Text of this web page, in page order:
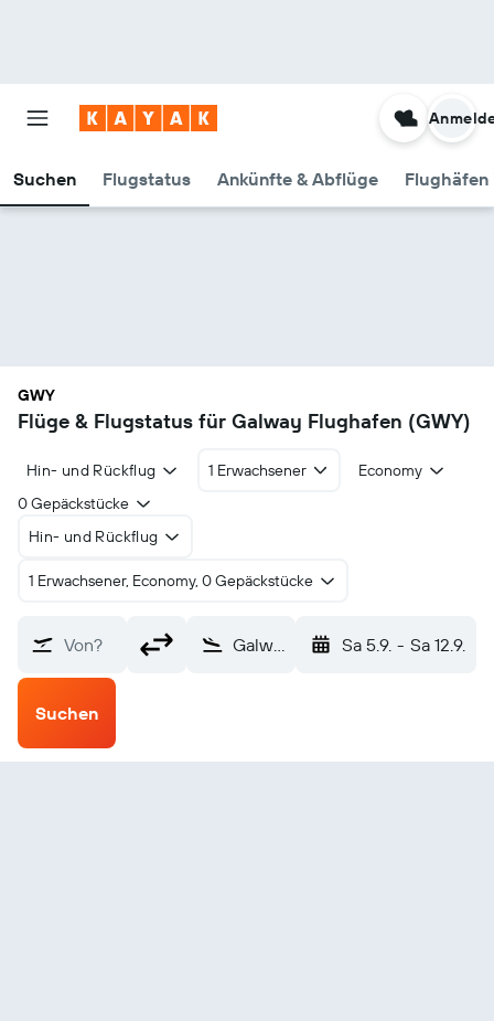
Suchen Flugstatus Ankünfte & Abflüge Flughäfen
GWY
Flüge & Flugstatus für Galway Flughafen (GWY)
Hin- und Rückflug 1 Erwachsener
Economy
0 Gepäckstücke
Hin- und Rückflug
1 Erwachsener, Economy, 0 Gepäckstücke
Von? Galway (GWY) Sa 5.9. - Sa 12.9.
Suchen